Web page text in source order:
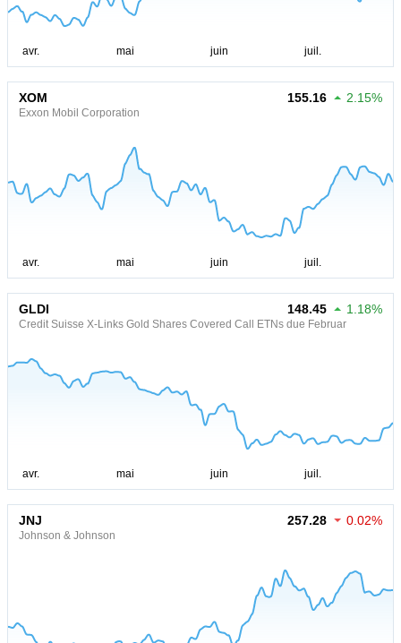
XOM
Exxon Mobil Corporation
155.16 2.15%
GLDI
Credit Suisse X-Links Gold Shares Covered Call ETNs due Februar
148.45 1.18%
JNJ
Johnson & Johnson
257.28 0.02%